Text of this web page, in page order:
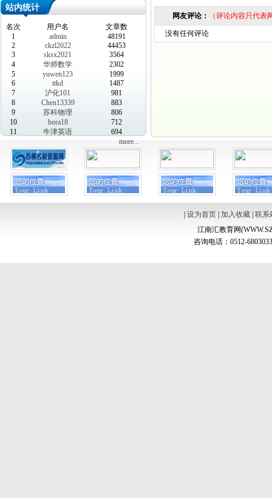
站内统计
名次 用户名
文章数
1
admin
48191
2
ckzl2022
44453
3
sksx2021
3564
4
华师数学
2302
5
yuwen123
1999
6
ttkd
1487
7
沪化101
981
8
Chen13339
883
9
苏科物理
806
10
bora18
712
11
牛津英语
694
more...
网友评论： （评论内容只代
没有任何评论
设为首页| 加入收藏| 联系
江南汇教育网
咨询电话：0512-